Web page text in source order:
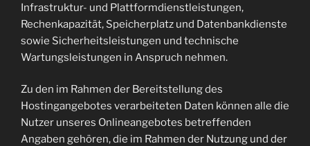
Infrastruktur- und Plattformdienstleistungen,
Rechenkapazität, Speicherplatz und Datenbankdienste
sowie Sicherheitsleistungen und technische
Wartungsleistungen in Anspruch nehmen.
Zu den im Rahmen der Bereitstellung des
Hostingangebotes verarbeiteten Daten können alle die
Nutzer unseres Onlineangebotes betreffenden
Angaben gehören, die im Rahmen der Nutzung und der